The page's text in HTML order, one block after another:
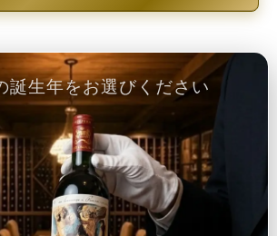
誕生年をお選びください